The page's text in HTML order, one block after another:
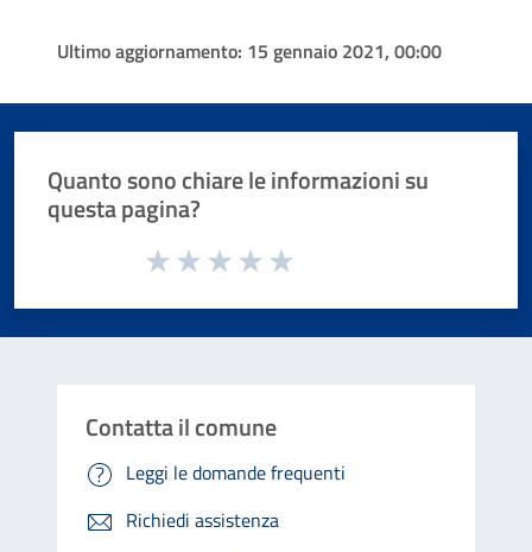
Ultimo aggiornamento: 15 gennaio 2021, 00:00
Quanto sono chiare le informazioni su
questa pagina?
Valuta da 1 a 5 stelle la pagina
Contatta il comune
Leggi le domande frequenti
Richiedi assistenza